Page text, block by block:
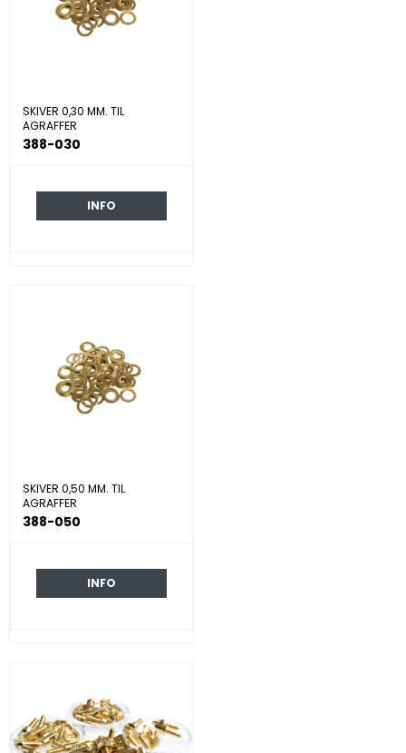
SKIVER 0,30 MM. TIL
AGRAFFER
388-030
INFO
SKIVER 0,50 MM. TIL
AGRAFFER
388-050
INFO